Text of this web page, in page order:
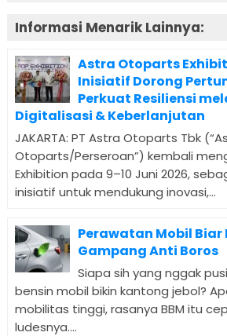
Informasi Menarik Lainnya:
Astra Otoparts
Inisiatif Dorong
Perkuat Resiliensi
Digitalisasi & Keberlanjutan
JAKARTA: PT Astra Otoparts Tbk
Otoparts/Perseroan”) kembali
Exhibition pada 9–10 Juni 2026,
inisiatif untuk mendukung inovasi,...
Perawatan Mobil Biar
Gampang Anti Boros
Siapa sih yang nggak
bensin mobil bikin kantong jebol?
mobilitas tinggi, rasanya BBM itu
ludesnya....